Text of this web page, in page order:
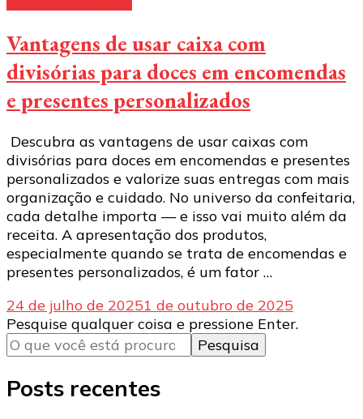
Vantagens de usar caixa com
divisórias para doces em encomendas
e presentes personalizados
Descubra as vantagens de usar caixas com
divisórias para doces em encomendas e presentes
personalizados e valorize suas entregas com mais
organização e cuidado. No universo da confeitaria,
cada detalhe importa — e isso vai muito além da
receita. A apresentação dos produtos,
especialmente quando se trata de encomendas e
presentes personalizados, é um fator …
24 de julho de 20251 de outubro de 2025
Procurando
algo?
Pesquise qualquer coisa e pressione Enter.
Posts recentes